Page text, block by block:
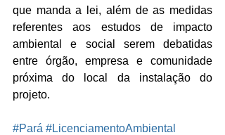
que manda a lei, além de as medidas
referentes aos estudos de impacto
ambiental e social serem debatidas
entre órgão, empresa e comunidade
próxima do local da instalação do
projeto.
#Pará #LicenciamentoAmbiental